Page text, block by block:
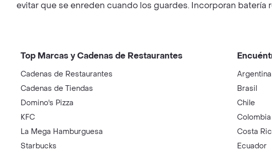
evitar que se enreden cuando los guardes. Incorporan batería
Top Marcas y Cadenas de Restaurantes
Cadenas de Restaurantes
Cadenas de Tiendas
Domino's Pizza
KFC
La Mega Hamburguesa
Starbucks
Argentina
Brasil
Chile
Colombia
Costa
Ecuador